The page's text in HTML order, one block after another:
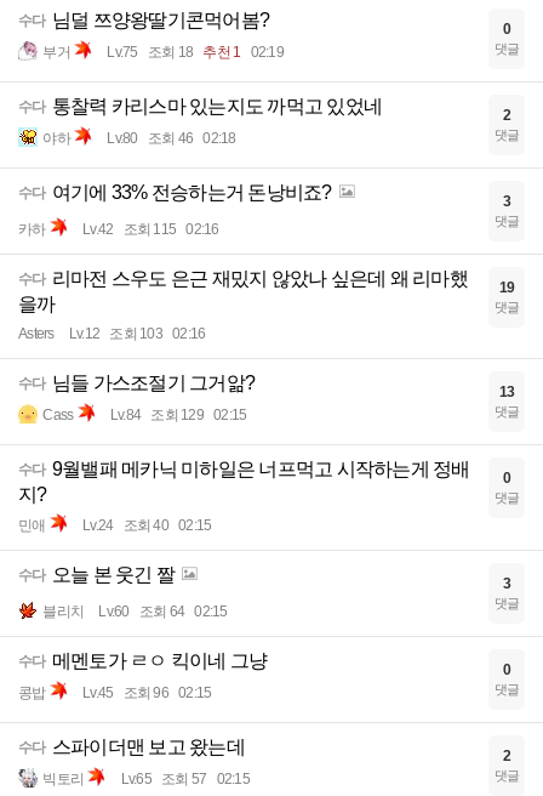
수다 님덜 쯔양왕딸기콘먹어봄?
부거 Lv.75 조회 18 추천 1 02:19
0
댓글
수다 통찰력 카리스마 있는지도 까먹고 있었네
야하 Lv.80 조회 46 02:18
2
댓글
수다 여기에 33% 전승하는거 돈낭비죠?
카하 Lv.42 조회 115 02:16
3
댓글
수다 리마전 스우도 은근 재밌지 않았나 싶은데 왜 리마했
을까
Asters Lv.12 조회 103 02:16
19
댓글
수다 님들 가스조절기 그거앎?
Cass Lv.84 조회 129 02:15
13
댓글
수다 9월밸패 메카닉 미하일은 너프먹고 시작하는게 정배
지?
민애 Lv.24 조회 40 02:15
0
댓글
수다 오늘 본 웃긴 짤
블리치 Lv.60 조회 64 02:15
3
댓글
수다 메멘토가 ㄹㅇ 킥이네 그냥
콩밥 Lv.45 조회 96 02:15
0
댓글
수다 스파이더맨 보고 왔는데
빅토리 Lv.65 조회 57 02:15
2
댓글